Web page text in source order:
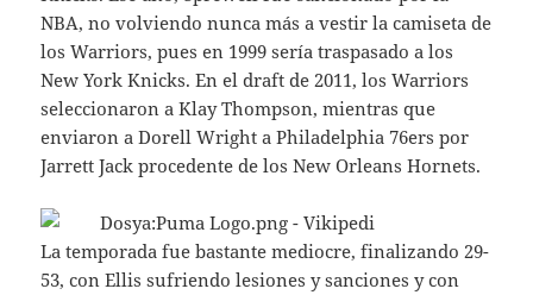
NBA, no volviendo nunca más a vestir la camiseta de
los Warriors, pues en 1999 sería traspasado a los
New York Knicks. En el draft de 2011, los Warriors
seleccionaron a Klay Thompson, mientras que
enviaron a Dorell Wright a Philadelphia 76ers por
Jarrett Jack procedente de los New Orleans Hornets.
La temporada fue bastante mediocre, finalizando 29-
53, con Ellis sufriendo lesiones y sanciones y con